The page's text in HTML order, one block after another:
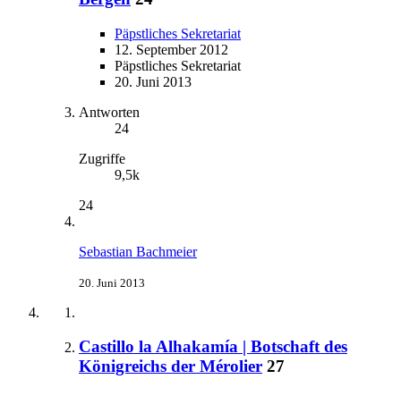
Päpstliches Sekretariat
12. September 2012
Päpstliches Sekretariat
20. Juni 2013
Antworten
24
Zugriffe
9,5k
24
Sebastian Bachmeier
20. Juni 2013
Castillo la Alhakamía | Botschaft des
Königreichs der Mérolier 27